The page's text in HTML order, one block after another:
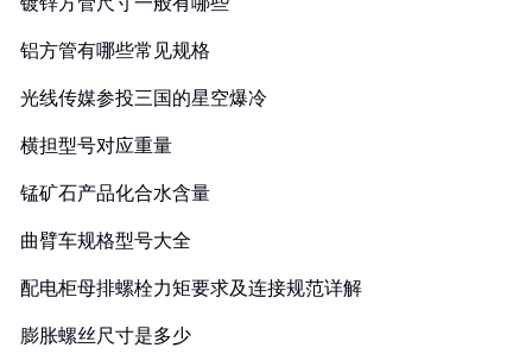
铝方管有哪些常见规格
光线传媒参投三国的星空爆冷
横担型号对应重量
锰矿石产品化合水含量
曲臂车规格型号大全
配电柜母排螺栓力矩要求及连接规范详解
膨胀螺丝尺寸是多少